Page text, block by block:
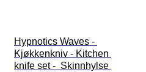
Hypnotics Waves -
Kjøkkenkniv - Kitchen
knife set -  Skinnhylse